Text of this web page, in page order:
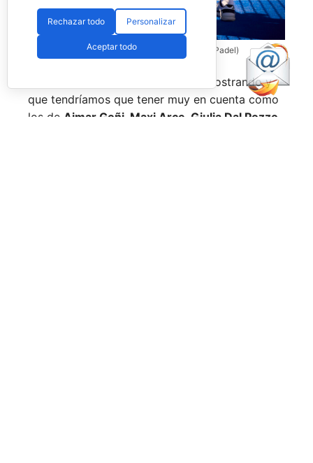
Coello y Galán, dos rivales fantásticos (Premier Padel)
Nombres propios que se han ido mostrando y
que tendríamos que tener muy en cuenta como
los de Aimar Goñi, Maxi Arce, Giulia Dal Pozzo,
Rechazar todo Personalizar
Aceptar todo